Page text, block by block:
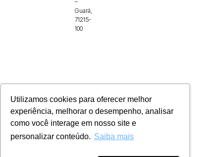
Utilizamos cookies para oferecer melhor
experiência, melhorar o desempenho, analisar
como você interage em nosso site e
personalizar conteúdo. Saiba mais
–
Guará,
71215-
100